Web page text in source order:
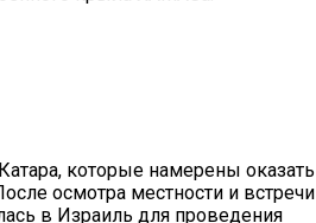
которые намерены оказать
осмотра местности и встречи
в Израиль для проведения